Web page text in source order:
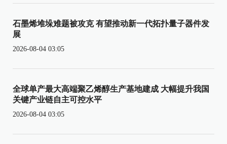
石墨烯堆垛难题被攻克 有望推动新一代拓扑量子器件发
展
2026-08-04 03:05
全球单产最大高端聚乙烯醇生产基地建成 大幅提升我国
关键产业链自主可控水平
2026-08-04 03:05